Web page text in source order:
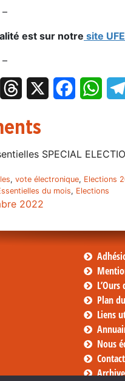
–
est sur notre site
–
Bluesky Threads Facebook
SPECIAL
, vote électronique, Elections
du mois, Elections
2022
Plan
Liens
Nous